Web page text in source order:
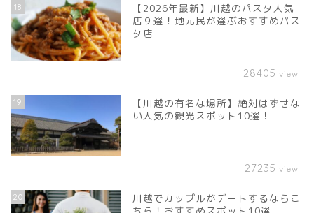
18
【2026年最新】川越のパスタ人気
店９選！地元民が選ぶおすすめパス
タ店
28405 view
19
【川越の有名な場所】絶対はずせな
い人気の観光スポット10選！
27235 view
20
川越でカップルがデートするならこ